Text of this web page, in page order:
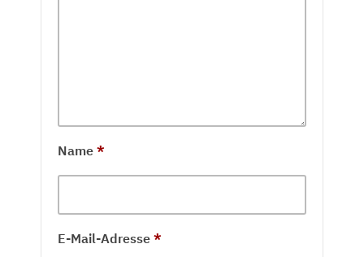
Name *
E-Mail-Adresse *